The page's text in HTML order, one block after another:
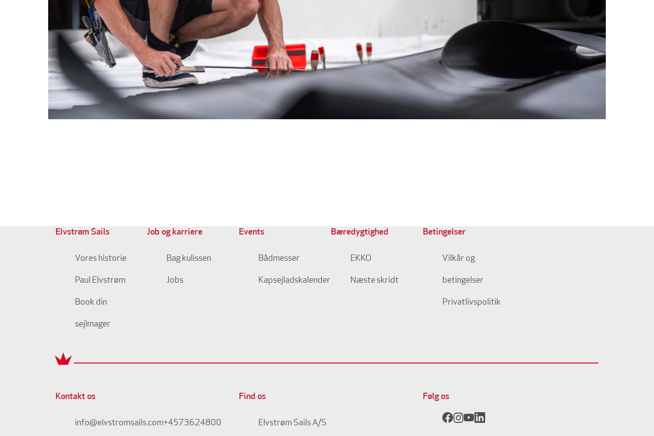
Elvstrøm Sails
Vores historie
Paul Elvstrøm
Book din
sejlmager
Job og karriere
Bag kulissen
Jobs
Events
Bådmesser
Kapsejladskalender
Bæredygtighed
EKKO
Næste skridt
Betingelser
Vilkår og
betingelser
Privatlivspolitik
Kontakt os
info@elvstromsails.com+4573624800
Find os
Elvstrøm Sails A/S
Følg os